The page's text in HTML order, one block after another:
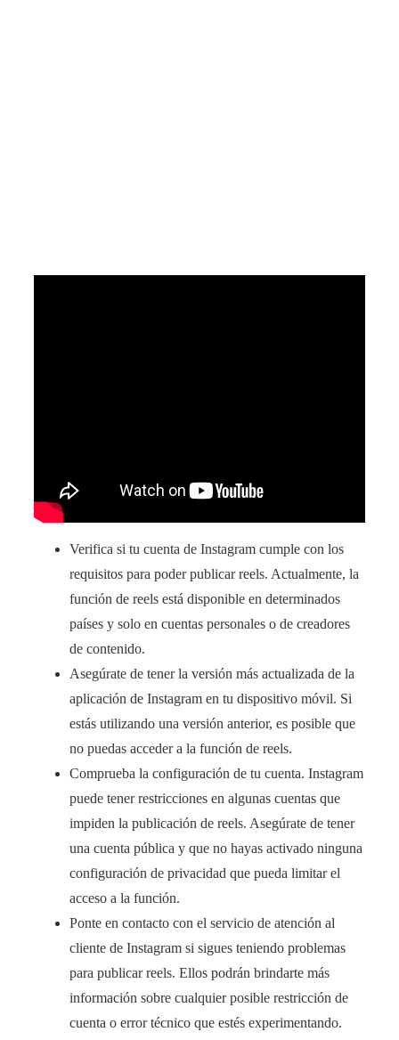
Verifica si tu cuenta de Instagram cumple con los
requisitos para poder publicar reels. Actualmente, la
función de reels está disponible en determinados
países y solo en cuentas personales o de creadores
de contenido.
Asegúrate de tener la versión más actualizada de la
aplicación de Instagram en tu dispositivo móvil. Si
estás utilizando una versión anterior, es posible que
no puedas acceder a la función de reels.
Comprueba la configuración de tu cuenta. Instagram
puede tener restricciones en algunas cuentas que
impiden la publicación de reels. Asegúrate de tener
una cuenta pública y que no hayas activado ninguna
configuración de privacidad que pueda limitar el
acceso a la función.
Ponte en contacto con el servicio de atención al
cliente de Instagram si sigues teniendo problemas
para publicar reels. Ellos podrán brindarte más
información sobre cualquier posible restricción de
cuenta o error técnico que estés experimentando.